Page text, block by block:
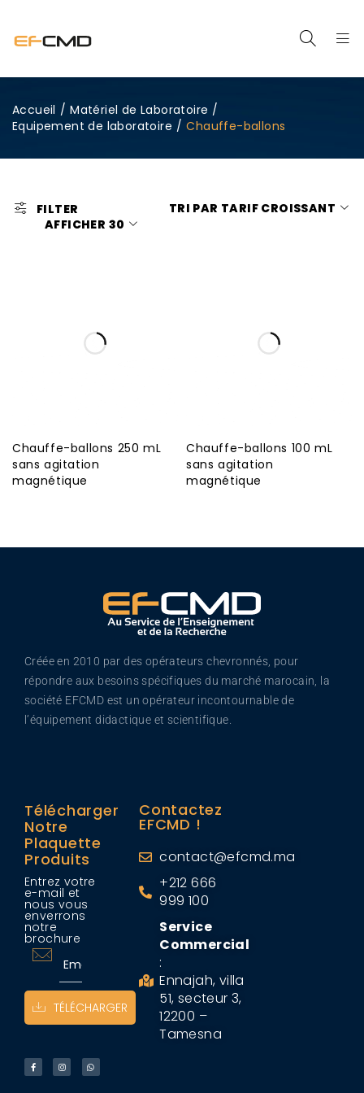
Accueil / Matériel de Laboratoire /
Equipement de laboratoire / Chauffe-ballons
FILTER
TRI PAR TARIF CROISSANT
AFFICHER 30
Chauffe-ballons 250 mL
sans agitation
magnétique
Chauffe-ballons 100 mL
sans agitation
magnétique
Créée en 2010 par des opérateurs chevronnés, pour
répondre aux besoins spécifiques du marché marocain, la
société EFCMD est un opérateur incontournable de
l’équipement didactique et scientifique.
Télécharger
Notre
Plaquette
Produits
Entrez votre
e-mail et
nous vous
enverrons
notre
brochure
TÉLÉCHARGER
Contactez
EFCMD !
contact@efcmd.ma
+212 666
999 100
Service
Commercial
:
Ennajah, villa
51, secteur 3,
12200 –
Tamesna